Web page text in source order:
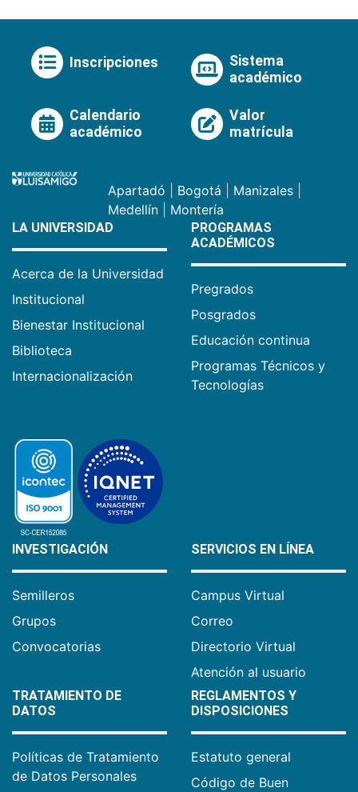
Inscripciones
Sistema
académico
Calendario
académico
Valor
matrícula
Apartadó Bogotá Manizales
Medellín
Montería
LA UNIVERSIDAD
Acerca de la Universidad
Institucional
Bienestar Institucional
Biblioteca
Internacionalización
PROGRAMAS
ACADÉMICOS
Pregrados
Posgrados
Educación continua
Programas Técnicos y
Tecnologías
INVESTIGACIÓN
Semilleros
Grupos
Convocatorias
SERVICIOS EN LÍNEA
Campus Virtual
Correo
Directorio Virtual
Atención al usuario
TRATAMIENTO DE
DATOS
Políticas de Tratamiento
de Datos Personales
REGLAMENTOS Y
DISPOSICIONES
Estatuto general
Código de Buen